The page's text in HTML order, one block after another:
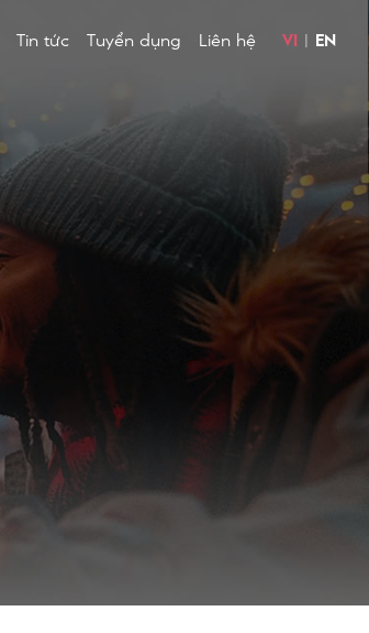
VI EN
Tin tức Tuyển dụng Liên hệ